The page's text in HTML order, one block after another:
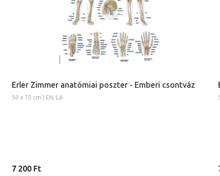
Erler Zimmer anatómiai poszter - Emberi csontváz
50 x 70 cm | EN, LA
7 200 Ft